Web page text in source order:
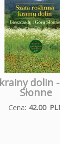
dolin
Słonne
Cena: 42.00